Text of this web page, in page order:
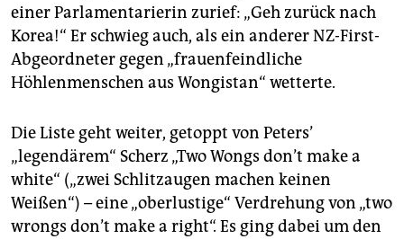
einer Parlamentarierin zurief: „Geh zurück nach
Korea!“ Er schwieg auch, als ein anderer NZ-First-
Abgeordneter gegen „frauenfeindliche
Höhlenmenschen aus Wongistan“ wetterte.
Die Liste geht weiter, getoppt von Peters’
„legendärem“ Scherz „Two Wongs don’t make a
white“ („zwei Schlitzaugen machen keinen
Weißen“) – eine „oberlustige“ Verdrehung von „two
wrongs don’t make a right“. Es ging dabei um den